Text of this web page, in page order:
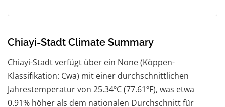
Chiayi-Stadt Climate Summary
Chiayi-Stadt verfügt über ein None (Köppen-
Klassifikation: Cwa) mit einer durchschnittlichen
Jahrestemperatur von 25.34ºC (77.61ºF), was etwa
0.91% höher als dem nationalen Durchschnitt für